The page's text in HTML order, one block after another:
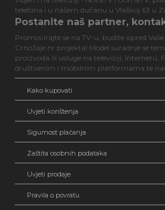
telefona i u našem dućanu u Vlaškoj 63 u
Postanite naš partner,
Promovirajte se na TV-u, budite ispred
CrnoJaje.hr projekta! Model suradnje se
proizvoda ili usluge na televiziji, internetu,
društvenim i mobilnim platformama te
Kako kupovati
Uvjeti korištenja
Sigurnost plaćanja
Zaštita osobnih podataka
Uvjeti prodaje
Pravila o povratu